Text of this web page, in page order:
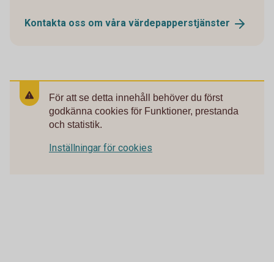
Kontakta oss om våra värdepapperstjänster
För att se detta innehåll behöver du först
godkänna cookies för Funktioner, prestanda
och statistik.
Inställningar för cookies